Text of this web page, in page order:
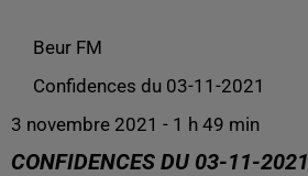
Beur FM
Confidences du 03-11-2021
3 novembre 2021 - 1 h 49 min
CONFIDENCES DU 03-11-2021